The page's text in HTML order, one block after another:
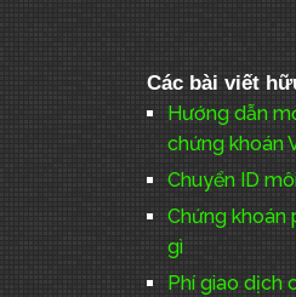
Các bài viết
Hướng dẫn
chứng khoán
Chuyển ID
Chứng khoán
gì
Phí giao dịch